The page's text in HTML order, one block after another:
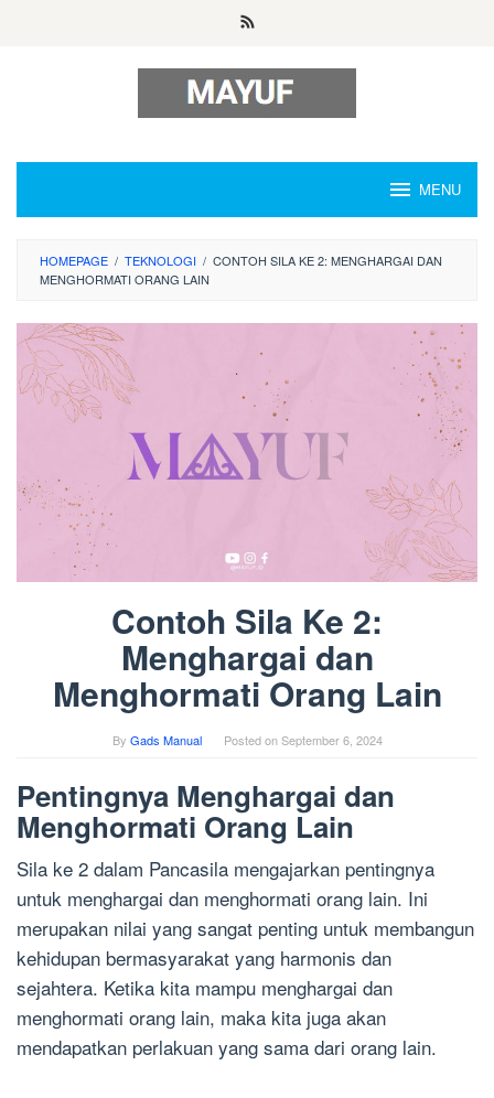
MENU
HOMEPAGE / TEKNOLOGI / CONTOH SILA KE 2: MENGHARGAI DAN
MENGHORMATI ORANG LAIN
Contoh Sila Ke 2:
Menghargai dan
Menghormati Orang Lain
By Gads Manual Posted onSeptember 6, 2024
Pentingnya Menghargai dan
Menghormati Orang Lain
Sila ke 2 dalam Pancasila mengajarkan pentingnya
untuk menghargai dan menghormati orang lain. Ini
merupakan nilai yang sangat penting untuk membangun
kehidupan bermasyarakat yang harmonis dan
sejahtera. Ketika kita mampu menghargai dan
menghormati orang lain, maka kita juga akan
mendapatkan perlakuan yang sama dari orang lain.